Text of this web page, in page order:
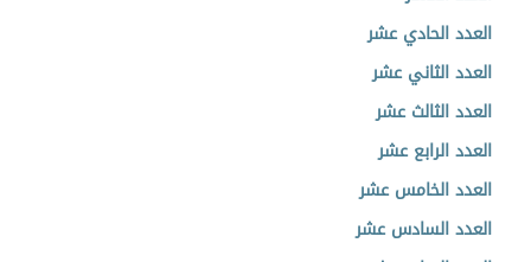
العدد الحادي عشر
العدد الثاني عشر
العدد الثالث عشر
العدد الرابع عشر
العدد الخامس عشر
العدد السادس عشر